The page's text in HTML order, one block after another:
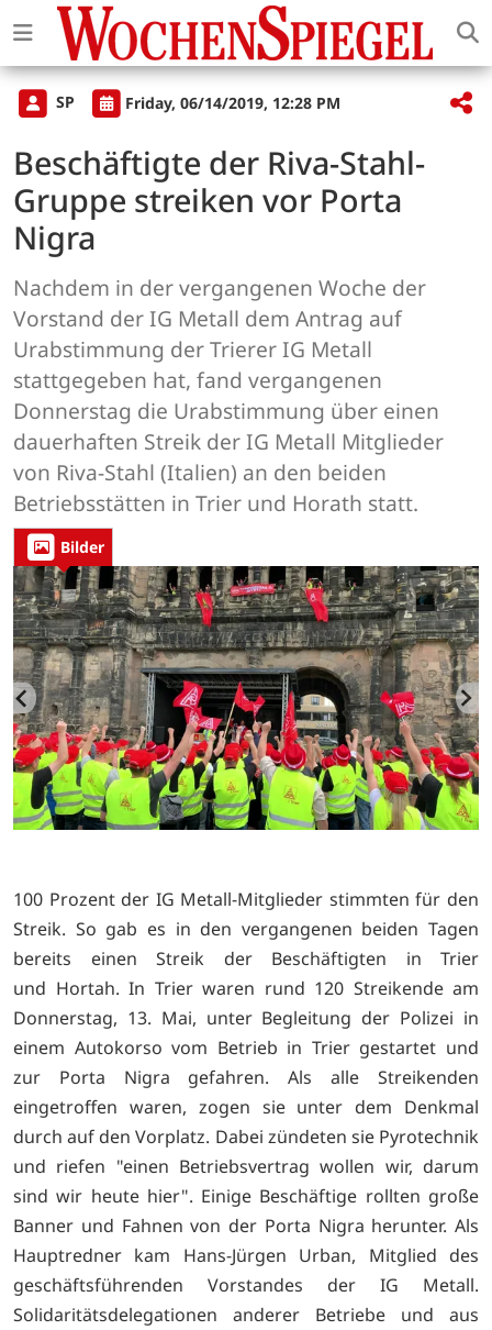
SP Friday, 06/14/2019, 12:28 PM
Beschäftigte der Riva-Stahl-
Gruppe streiken vor Porta
Nigra
Nachdem in der vergangenen Woche der
Vorstand der IG Metall dem Antrag auf
Urabstimmung der Trierer IG Metall
stattgegeben hat, fand vergangenen
Donnerstag die Urabstimmung über einen
dauerhaften Streik der IG Metall Mitglieder
von Riva-Stahl (Italien) an den beiden
Betriebsstätten in Trier und Horath statt.
Bilder
100 Prozent der IG Metall-Mitglieder stimmten für den
Streik. So gab es in den vergangenen beiden Tagen
bereits einen Streik der Beschäftigten in Trier
und Hortah. In Trier waren rund 120 Streikende am
Donnerstag, 13. Mai, unter Begleitung der Polizei in
einem Autokorso vom Betrieb in Trier gestartet und
zur Porta Nigra gefahren. Als alle Streikenden
eingetroffen waren, zogen sie unter dem Denkmal
durch auf den Vorplatz. Dabei zündeten sie Pyrotechnik
und riefen "einen Betriebsvertrag wollen wir, darum
sind wir heute hier". Einige Beschäftige rollten große
Banner und Fahnen von der Porta Nigra herunter. Als
Hauptredner kam Hans-Jürgen Urban, Mitglied des
geschäftsführenden Vorstandes der IG Metall.
Solidaritätsdelegationen anderer Betriebe und aus